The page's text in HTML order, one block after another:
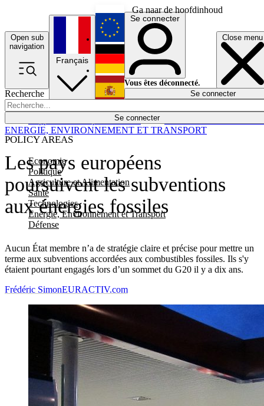
Ga naar de hoofdinhoud
Open sub
navigation
Close menu
Recherche
Se connecter
POLICY AREAS
Economie
Politique
Agriculture et Alimentation
Santé
Technologies
Energie, Environnement et Transport
Défense
Économie
Français
English
Deutsch
Español
Se connecter
Vous êtes déconnecté.
Se connecter
Les pays européens
poursuivent les subventions
aux énergies fossiles
Aucun État membre n’a de stratégie claire et précise pour mettre un
terme aux subventions accordées aux combustibles fossiles. Ils s'y
étaient pourtant engagés lors d’un sommet du G20 il y a dix ans.
ENERGIE, ENVIRONNEMENT ET TRANSPORT
Frédéric SimonEURACTIV.com